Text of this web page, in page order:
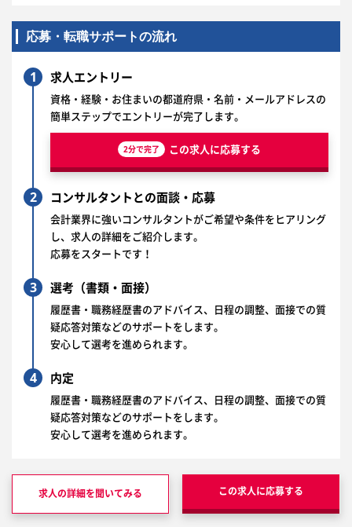
応募・転職サポートの流れ
1 求人エントリー
資格・経験・お住まいの都道府県・名前・メールアドレスの
簡単ステップでエントリーが完了します。
2分で完了 この求人に応募する
2 コンサルタントとの面談・応募
会計業界に強いコンサルタントがご希望や条件をヒアリング
し、求人の詳細をご紹介します。
応募をスタートです！
3 選考（書類・面接）
履歴書・職務経歴書のアドバイス、日程の調整、面接での質
疑応答対策などのサポートをします。
安心して選考を進められます。
4 内定
履歴書・職務経歴書のアドバイス、日程の調整、面接での質
疑応答対策などのサポートをします。
安心して選考を進められます。
求人の詳細を聞いてみる この求人に応募する